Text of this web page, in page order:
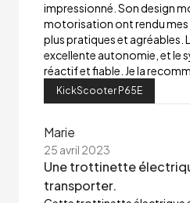
impressionné. Son design
motorisation ont rendu
plus pratiques et agréables.
excellente autonomie, et le
réactif et fiable. Je la
KickScooter P65E
Marie
25 avril 2023
Une trottinette
transporter.